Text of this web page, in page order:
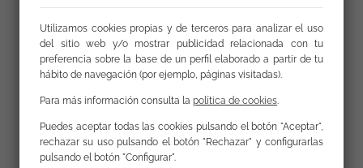
Galería
Utilizamos cookies propias y de terceros para analizar el uso
del sitio web y/o mostrar publicidad relacionada con tu
preferencia sobre la base de un perfil elaborado a partir de tu
hábito de navegación (por ejemplo, páginas visitadas).
Para más información consulta la política de cookies
Puedes aceptar todas las cookies pulsando el botón "Aceptar",
rechazar su uso pulsando el botón "Rechazar" y configurarlas
pulsando el botón "Configurar".